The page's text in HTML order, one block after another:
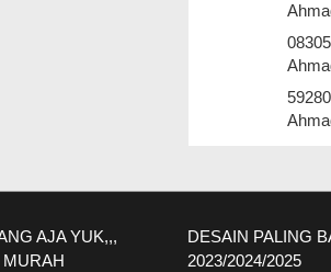
AJA YUK,,,
MURAH
DESAIN PALING
2023/2024/2025